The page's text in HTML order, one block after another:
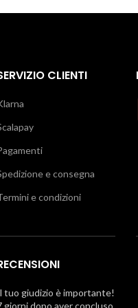
CLIENTI
e consegna
e condizioni
tuo giudizio è importante!